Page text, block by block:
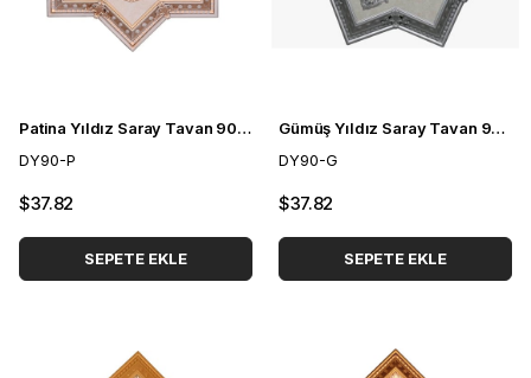
Patina Yıldız Saray Tavan 90 cm
DY90-P
$37.82
SEPETE EKLE
Gümüş Yıldız Saray Tavan 90 cm
DY90-G
$37.82
SEPETE EKLE